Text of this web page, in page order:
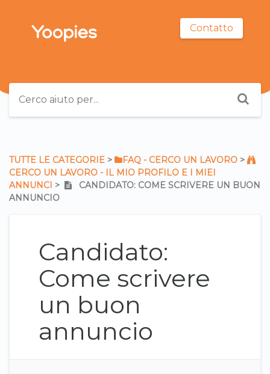
Contatto
TUTTE LE CATEGORIE ​ > ​ ​FAQ - CERCO UN LAVORO ​ > ​
CERCO UN LAVORO - IL MIO PROFILO E I MIEI
ANNUNCI ​ > ​
CANDIDATO: COME SCRIVERE UN BUON
ANNUNCIO
Candidato:
Come scrivere
un buon
annuncio